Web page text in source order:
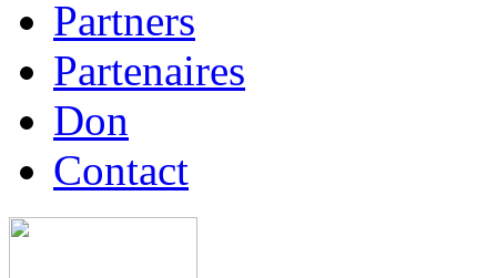
Partners
Partenaires
Don
Contact